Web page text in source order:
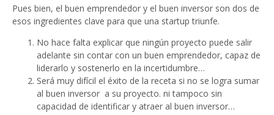
Pues bien, el buen emprendedor y el buen inversor son dos de
esos ingredientes clave para que una startup triunfe.
No hace falta explicar que ningún proyecto puede salir
adelante sin contar con un buen emprendedor, capaz de
liderarlo y sostenerlo en la incertidumbre…
Será muy difícil el éxito de la receta si no se logra sumar
al buen inversor a su proyecto. ni tampoco sin
capacidad de identificar y atraer al buen inversor…